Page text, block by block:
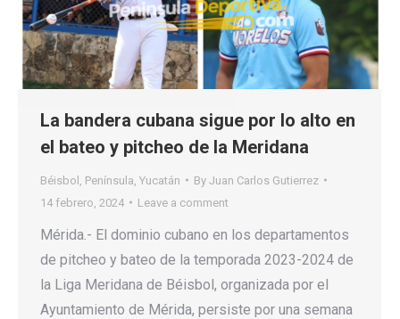
La bandera cubana sigue por lo alto en
el bateo y pitcheo de la Meridana
Béisbol Península Yucatán By Juan Carlos Gutierrez
14 febrero, 2024
Leave a comment
Mérida.- El dominio cubano en los departamentos
de pitcheo y bateo de la temporada 2023-2024 de
la Liga Meridana de Béisbol, organizada por el
Ayuntamiento de Mérida, persiste por una semana